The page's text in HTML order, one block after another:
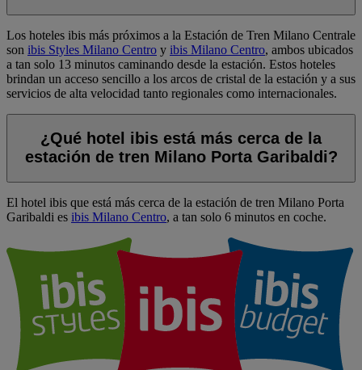
Los hoteles ibis más próximos a la Estación de Tren Milano Centrale
son ibis Styles Milano Centro y ibis Milano Centro, ambos ubicados
a tan solo 13 minutos caminando desde la estación. Estos hoteles
brindan un acceso sencillo a los arcos de cristal de la estación y a sus
servicios de alta velocidad tanto regionales como internacionales.
¿Qué hotel ibis está más cerca de la
estación de tren Milano Porta Garibaldi?
El hotel ibis que está más cerca de la estación de tren Milano Porta
Garibaldi es ibis Milano Centro, a tan solo 6 minutos en coche.